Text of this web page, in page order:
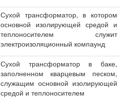
Сухой трансформатор, в котором
основной изолирующей средой и
теплоносителем служит
электроизоляционный компаунд
Сухой трансформатор в баке,
заполненном кварцевым песком,
служащим основной изолирующей
средой и теплоносителем